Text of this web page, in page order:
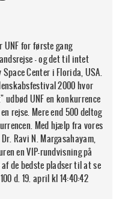
UNF for første gang
- og det til intet
Center i Florida, USA.
2000 hvor
udbød UNF en konkurrence
rejse. Mere end 500 deltog
Med hjælp fra vores
Ravi N. Margasahayam,
en VIP-rundvisning på
de bedste pladser til at se
d. 19. april kl 14:40:42